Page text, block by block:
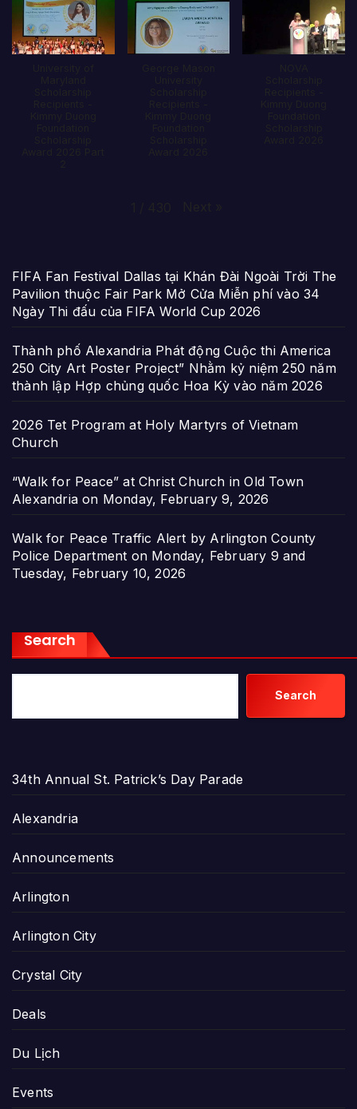
FIFA Fan Festival Dallas tại Khán Đài Ngoài Trời The
Pavilion thuộc Fair Park Mở Cửa Miễn phí vào 34
Ngày Thi đấu của FIFA World Cup 2026
Thành phố Alexandria Phát động Cuộc thi America
250 City Art Poster Project” Nhằm kỷ niệm 250 năm
thành lập Hợp chủng quốc Hoa Kỳ vào năm 2026
2026 Tet Program at Holy Martyrs of Vietnam
Church
“Walk for Peace” at Christ Church in Old Town
Alexandria on Monday, February 9, 2026
Walk for Peace Traffic Alert by Arlington County
Police Department on Monday, February 9 and
Tuesday, February 10, 2026
Search
Search
34th Annual St. Patrick’s Day Parade
Alexandria
Announcements
Arlington
Arlington City
Crystal City
Deals
Du Lịch
Events